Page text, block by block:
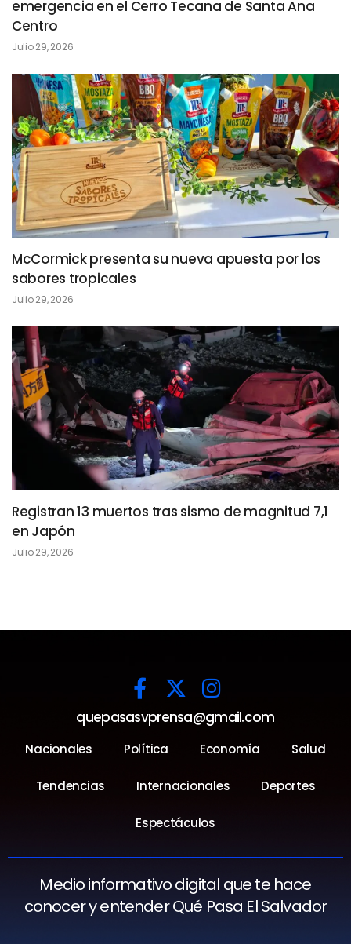
emergencia en el Cerro Tecana de Santa Ana
Centro
Julio 29, 2026
McCormick presenta su nueva apuesta por los
sabores tropicales
Julio 29, 2026
Registran 13 muertos tras sismo de magnitud 7,1
en Japón
Julio 29, 2026
quepasasvprensa@gmail.com
Nacionales Política Economía Salud
Tendencias Internacionales Deportes
Espectáculos
Medio informativo digital que te hace
conocer y entender Qué Pasa El Salvador